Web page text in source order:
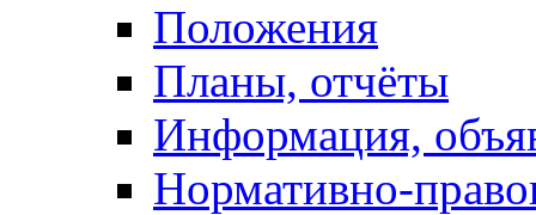
Положения
Планы, отчёты
Информация,
Нормативно-